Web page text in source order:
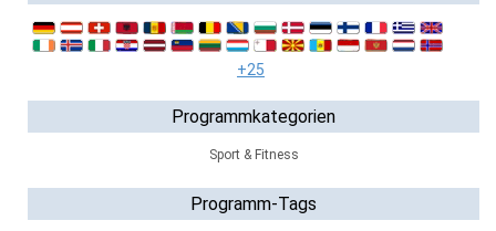
+25
Programmkategorien
Sport & Fitness
Programm-Tags